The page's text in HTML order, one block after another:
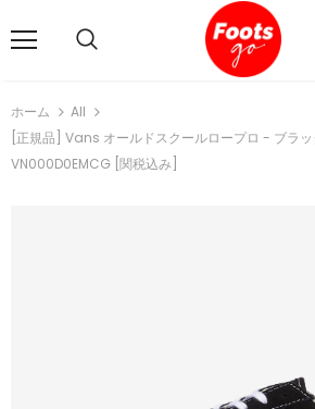
ホーム
All
[正規品] Vans オールドスクールロープロ - ブラ
VN000D0EMCG [関税込み]